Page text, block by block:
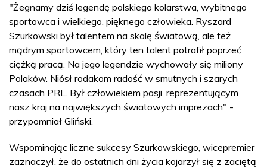
"Żegnamy dziś legendę polskiego kolarstwa, wybitnego
sportowca i wielkiego, pięknego człowieka. Ryszard
Szurkowski był talentem na skalę światową, ale też
mądrym sportowcem, który ten talent potrafił poprzeć
ciężką pracą. Na jego legendzie wychowały się miliony
Polaków. Niósł rodakom radość w smutnych i szarych
czasach PRL. Był człowiekiem pasji, reprezentującym
nasz kraj na największych światowych imprezach" -
przypomniał Gliński.
Wspominając liczne sukcesy Szurkowskiego, wicepremier
zaznaczył, że do ostatnich dni życia kojarzył się z zaciętą